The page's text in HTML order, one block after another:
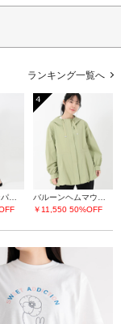
ランキング一覧へ
前後２Ｗジャンパースカートａｙ
4
バルーンヘムマウンテンパーカー
￥11,550 50%OFF